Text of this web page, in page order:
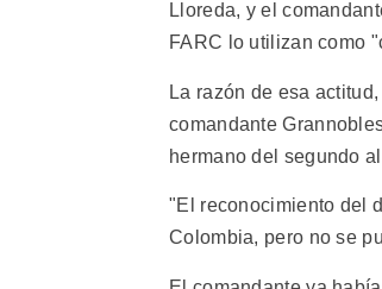
Lloreda, y el
FARC lo utilizan como
La razón de esa
comandante
hermano del segundo
"El reconocimiento del
Colombia, pero no se